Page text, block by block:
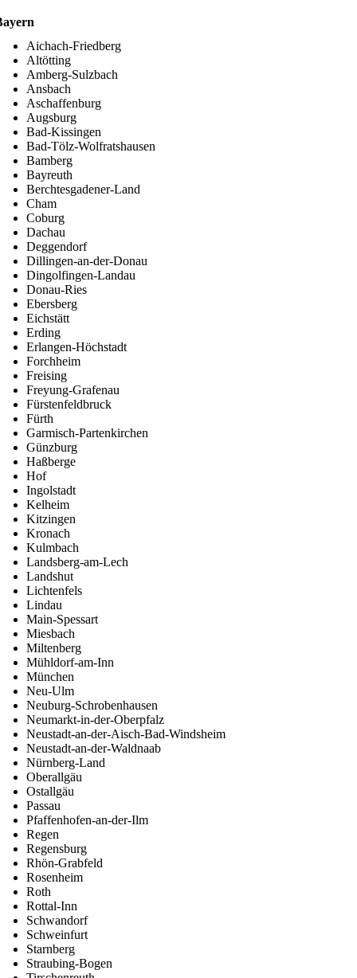
Aichach-Friedberg
Altötting
Amberg-Sulzbach
Ansbach
Aschaffenburg
Augsburg
Bad-Kissingen
Bad-Tölz-Wolfratshausen
Bamberg
Bayreuth
Berchtesgadener-Land
Cham
Coburg
Dachau
Deggendorf
Dillingen-an-der-Donau
Dingolfingen-Landau
Donau-Ries
Ebersberg
Eichstätt
Erding
Erlangen-Höchstadt
Forchheim
Freising
Freyung-Grafenau
Fürstenfeldbruck
Fürth
Garmisch-Partenkirchen
Günzburg
Haßberge
Hof
Ingolstadt
Kelheim
Kitzingen
Kronach
Kulmbach
Landsberg-am-Lech
Landshut
Lichtenfels
Lindau
Main-Spessart
Miesbach
Miltenberg
Mühldorf-am-Inn
München
Neu-Ulm
Neuburg-Schrobenhausen
Neumarkt-in-der-Oberpfalz
Neustadt-an-der-Aisch-Bad-Windsheim
Neustadt-an-der-Waldnaab
Nürnberg-Land
Oberallgäu
Ostallgäu
Passau
Pfaffenhofen-an-der-Ilm
Regen
Regensburg
Rhön-Grabfeld
Rosenheim
Roth
Rottal-Inn
Schwandorf
Schweinfurt
Starnberg
Straubing-Bogen